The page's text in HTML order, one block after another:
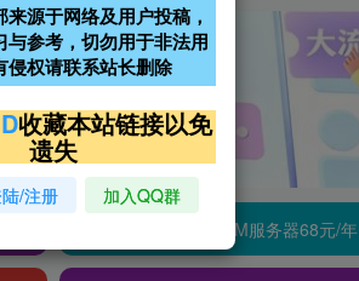
阿里云2核2G200M服务器68元/年
源于网络及用户投稿，
与参考，切勿用于非法用
侵权请联系站长删除
收藏本站链接以免
遗失
/注册 加入QQ群